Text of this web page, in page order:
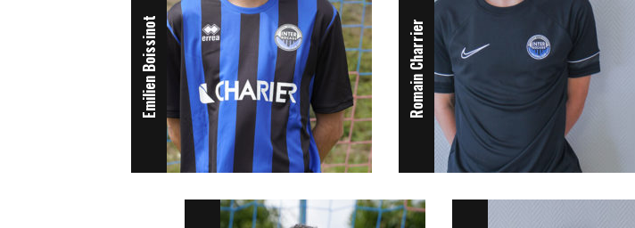
Emilien Boissinot Romain Charrier